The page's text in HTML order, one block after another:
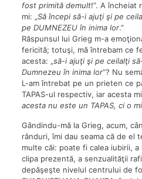
fost primită demult!”. A încheiat
mi: „Să începi să-i ajuţi şi pe
pe DUMNEZEU în inima lor.”
Răspunsul lui Grieg m-a
fericită; totuşi, mă întrebam ce
acesta: „să-i ajuţi şi pe ceilalţi
Dumnezeu în inima lor”? Nu
L-am întrebat pe un prieten ce
TAPAS-ul respectiv, iar acesta
acesta nu este un TAPAS, ci o
Gândindu-mă la Grieg, acum,
rânduri, îmi dau seama că de el
multe căi: poate fi calea iubirii,
clipa prezentă, a senzualităţii
depăşeşte nivelul centrului de